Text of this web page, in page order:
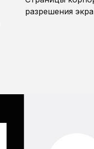
разрешения